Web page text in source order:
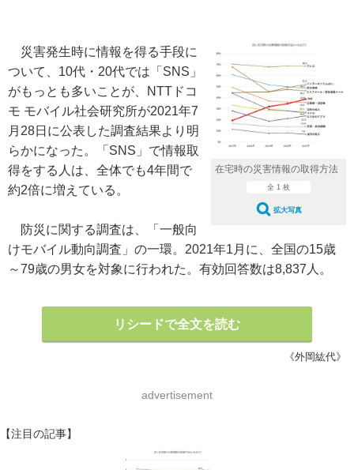
在宅時の災害情報の取得方法
全 1 枚
拡大写真
災害発生時に情報を得る手段に
ついて、10代・20代では「SNS」
がもっとも多いことが、NTTドコ
モ モバイル社会研究所が2021年7
月28日に公表した調査結果より明
らかになった。「SNS」で情報取
得をする人は、全体でも4年間で
約2倍に増えている。
防災に関する調査は、「一般向
けモバイル動向調査」の一環。2021年1月に、全国の15歳
～79歳の男女を対象に行われた。有効回答数は8,837人。
リシードで全文を読む
《外岡紘代》
advertisement
【注目の記事】